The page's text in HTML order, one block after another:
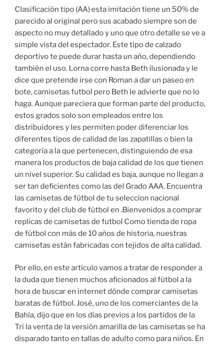
Clasificación tipo (AA) esta imitación tiene un 50% de
parecido al original pero sus acabado siempre son de
aspecto no muy detallado y uno que otro detalle se ve a
simple vista del espectador. Este tipo de calzado
deportivo te puede durar hasta un año, dependiendo
también el uso. Lorna corre hasta Beth ilusionada y le
dice que pretende irse con Roman a dar un paseo en
bote, camisetas futbol pero Beth le advierte que no lo
haga. Aunque pareciera que forman parte del producto,
estos grados solo son empleados entre los
distribuidores y les permiten poder diferenciar los
diferentes tipos de calidad de las zapatillas o bien la
categoría a la que pertenecen, distinguiendo de esa
manera los productos de baja calidad de los que tienen
un nivel superior. Su calidad es baja, aunque no llegan a
ser tan deficientes como las del Grado AAA. Encuentra
las camisetas de fútbol de tu seleccion nacional
favorito y del club de fútbol en .Bienvenidos a comprar
replicas de camisetas de futbol Como tienda de ropa
de fútbol con más de 10 años de historia, nuestras
camisetas están fabricadas con tejidos de alta calidad.
Por ello, en este artículo vamos a tratar de responder a
la duda que tienen muchos aficionados al fútbol a la
hora de buscar en internet dónde comprar camisetas
baratas de fútbol. José, uno de los comerciantes de la
Bahía, dijo que en los días previos a los partidos de la
Tri la venta de la versión amarilla de las camisetas se ha
disparado tanto en tallas de adulto como para niños. En